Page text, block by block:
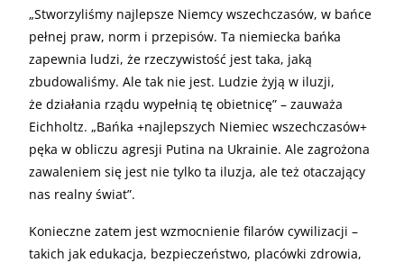
„Stworzyliśmy najlepsze Niemcy wszechczasów, w bańce
pełnej praw, norm i przepisów. Ta niemiecka bańka
zapewnia ludzi, że rzeczywistość jest taka, jaką
zbudowaliśmy. Ale tak nie jest. Ludzie żyją w iluzji,
że działania rządu wypełnią tę obietnicę” – zauważa
Eichholtz. „Bańka +najlepszych Niemiec wszechczasów+
pęka w obliczu agresji Putina na Ukrainie. Ale zagrożona
zawaleniem się jest nie tylko ta iluzja, ale też otaczający
nas realny świat”.
Konieczne zatem jest wzmocnienie filarów cywilizacji –
takich jak edukacja, bezpieczeństwo, placówki zdrowia,